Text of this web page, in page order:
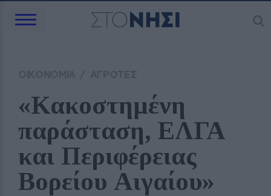
«Κακοστημένη
παράσταση, ΕΛΓΑ
και Περιφέρειας
Βορείου Αιγαίου»